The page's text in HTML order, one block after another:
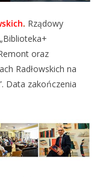
. Rządowy
oraz
Radłowskich na
Data zakończenia